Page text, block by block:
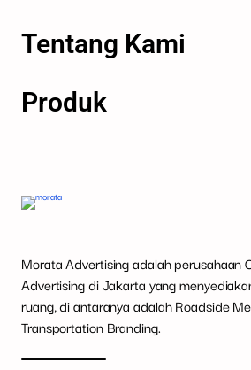
Tentang Kami
Produk
Morata Advertising adalah perusahaan
Advertising di Jakarta yang
ruang, di antaranya adalah Roadside
Transportation Branding.